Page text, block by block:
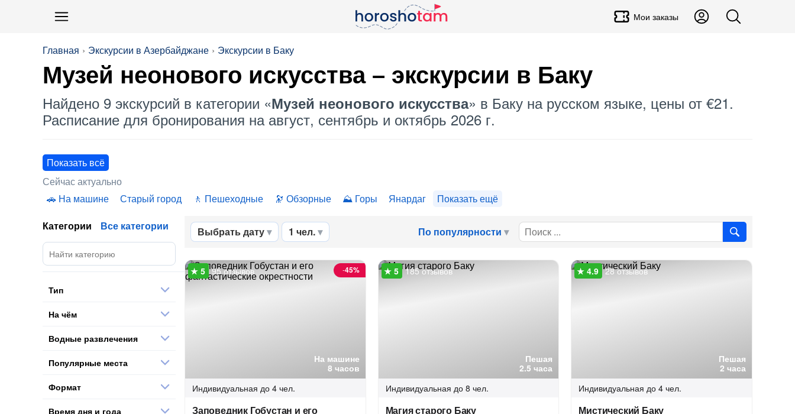
Мои заказы
Главная Экскурсии в Азербайджане Экскурсии в Баку
Музей неонового искусства– экскурсии в Баку
Найдено 9 экскурсий в категории «Музей неонового искусства» в Баку на русском языке, цены от €21.
Расписание для бронирования на август, сентябрь и октябрь 2026 г.
Показать всё
Сейчас актуально
На машине
Старый город Пешеходные Обзорные Горы Янардаг Показать ещё
Выбрать дату 1 чел. По популярности
На машине
8 часов
-45%
95 отзывов
Индивидуальная до 4 чел.
Заповедник Гобустан и его
Пешая
2.5 часа
185 отзывов
Индивидуальная до 8 чел.
Магия старого Баку
Пешая
2 часа
28 отзывов
Индивидуальная до 4 чел.
Мистический Баку
Категории Все категории
Тип
На чём
Водные развлечения
Популярные места
Формат
Время дня и года